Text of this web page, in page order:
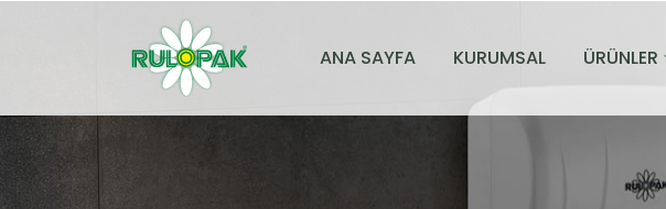
ANA SAYFA KURUMSAL ÜRÜNLER